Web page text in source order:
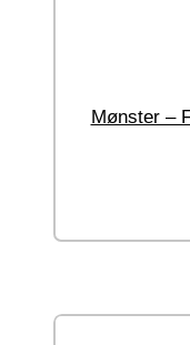
Mønster –